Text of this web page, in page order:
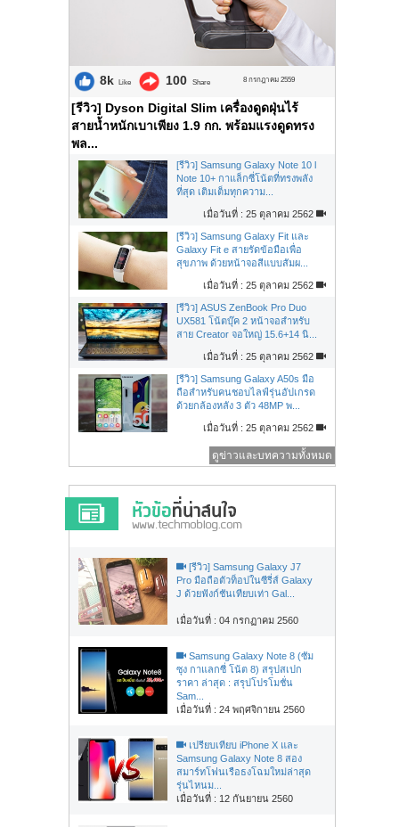
8k Like 100 Share 8 กรกฎาคม 2559
[รีวิว] Dyson Digital Slim เครื่องดูดฝุ่นไร้
สายน้ำหนักเบาเพียง 1.9 กก. พร้อมแรงดูดทรง
พล...
[รีวิว] Samsung Galaxy Note 10 l
Note 10+ กาแล็กซี่โน้ตที่ทรงพลัง
ที่สุด เติมเต็มทุกความ...
เมื่อวันที่ : 25 ตุลาคม 2562
[รีวิว] Samsung Galaxy Fit และ
Galaxy Fit e สายรัดข้อมือเพื่อ
สุขภาพ ด้วยหน้าจอสีแบบสัมผ...
เมื่อวันที่ : 25 ตุลาคม 2562
[รีวิว] ASUS ZenBook Pro Duo
UX581 โน้ตบุ๊ค 2 หน้าจอสำหรับ
สาย Creator จอใหญ่ 15.6+14 นิ...
เมื่อวันที่ : 25 ตุลาคม 2562
[รีวิว] Samsung Galaxy A50s มือ
ถือสำหรับคนชอบไลฟ์รุ่นอัปเกรด
ด้วยกล้องหลัง 3 ตัว 48MP พ...
เมื่อวันที่ : 25 ตุลาคม 2562
ดูข่าวและบทความทั้งหมด
[รีวิว] Samsung Galaxy J7
Pro มือถือตัวท็อปในซีรี่ส์ Galaxy
J ด้วยฟังก์ชันเทียบเท่า Gal...
เมื่อวันที่ : 04 กรกฏาคม 2560
Samsung Galaxy Note 8 (ซัม
ซุง กาแลกซี่ โน้ต 8) สรุปสเปก
ราคา ล่าสุด : สรุปโปรโมชั่น
Sam...
เมื่อวันที่ : 24 พฤศจิกายน 2560
เปรียบเทียบ iPhone X และ
Samsung Galaxy Note 8 สอง
สมาร์ทโฟนเรือธงโฉมใหม่ล่าสุด
รุ่นไหนม...
เมื่อวันที่ : 12 กันยายน 2560